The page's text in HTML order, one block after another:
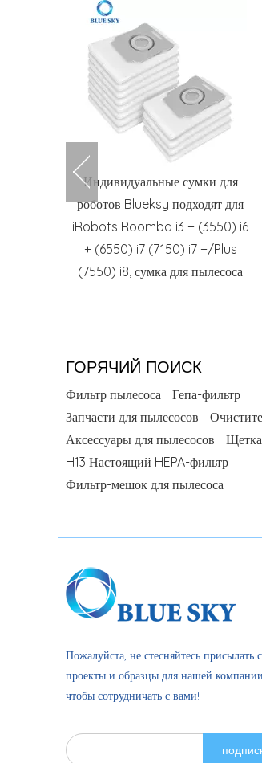
Индивидуальные сумки для
роботов Blueksy подходят для
iRobots Roomba i3 + (3550) i6
+ (6550) i7 (7150) i7 +/Plus
(7550) i8, сумка для пылесоса
ГОРЯЧИЙ ПОИСК
Фильтр пылесоса
Гепа-фильтр
Запчасти для пылесосов
Аксессуары для пылесосов
Щетка
H13 Настоящий HEPA-фильтр
Фильтр-мешок для пылесоса
Пожалуйста, не стесняйтесь присылать
проекты и образцы для нашей
чтобы сотрудничать с вами!